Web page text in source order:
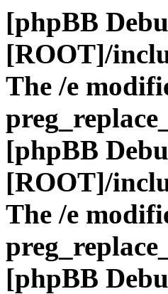
[phpBB
[ROOT]/
The /e
[phpBB
[ROOT]/
The /e
[phpBB